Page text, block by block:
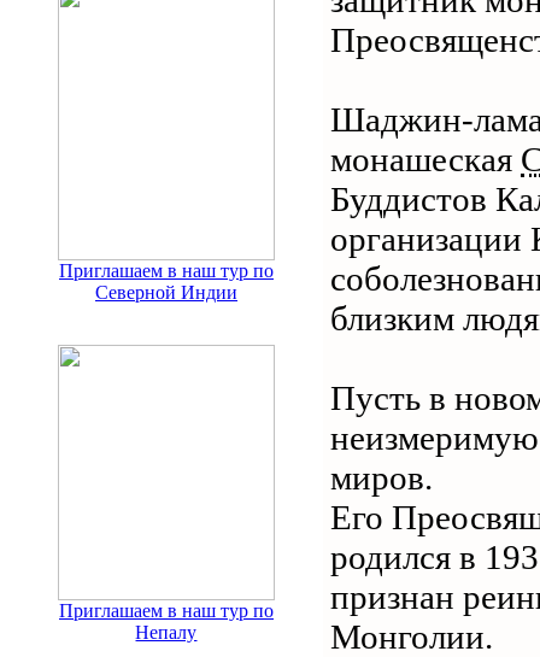
Приглашаем в наш тур по
Северной Индии
Приглашаем в наш тур по
Непалу
Шаджин-
монашеская
Буддистов
близким
Пусть в
миров.
Его
родился в
признан
Монголии.